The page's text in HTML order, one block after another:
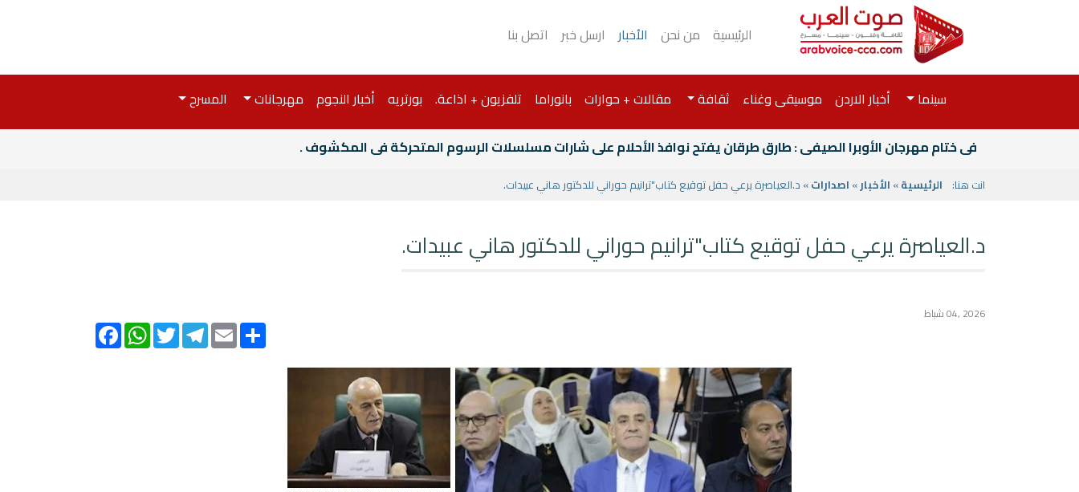
الرئيسية من نحن الأخبار ارسل خبر اتصل بنا
سينما أخبار الاردن موسيقى وغناء ثقافة مقالات + حوارات بانوراما تلفزيون + اذاعة. بورتريه أخبار النجوم مهرجانات
المسرح
فى ختام مهرجان الأوبرا الصيفى : طارق طرقان يفتح نوافذ الأحلام على شارات مسلسلات الرسوم المتحركة فى المكشوف .
انت هنا: الرئيسية» الأخبار» اصدارات» د.العياصرة يرعي حفل توقيع كتاب"ترانيم حوراني للدكتور هاني عبيدات.
د.العياصرة يرعي حفل توقيع كتاب"ترانيم حوراني للدكتور هاني عبيدات.
2026 ,04 شباط
Facebook
WhatsAppTwitterTelegramEmailShare